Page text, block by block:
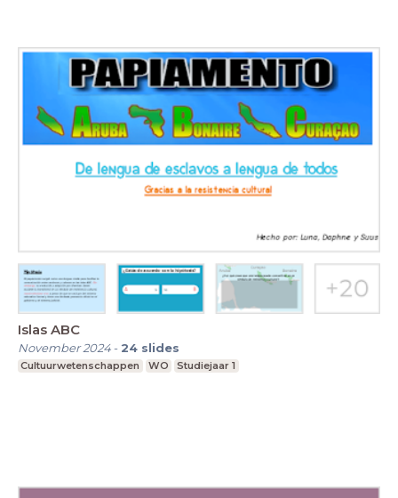
Islas ABC
November 2024- 24 slides
Cultuurwetenschappen WO Studiejaar 1